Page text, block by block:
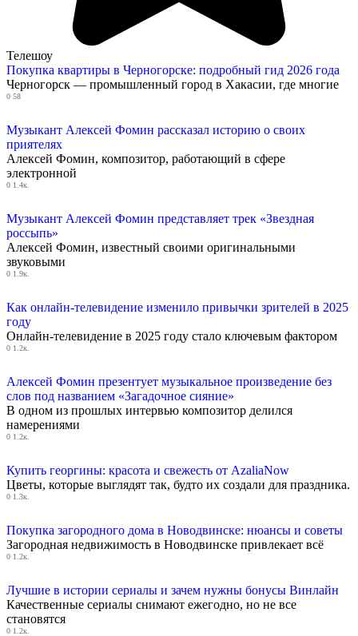
Телешоу
Покупка квартиры в Черногорске: подробный гид 2026 года
Черногорск — промышленный город в Хакасии, где многие
0 58
Музыкант Алексей Фомин рассказал историю о своих
приятелях
Алексей Фомин, композитор, работающий в сфере
электронной
0 1.4к.
Музыкант Алексей Фомин представляет трек «Звездная
россыпь»
Алексей Фомин, известный своими оригинальными
звуковыми
0 1.9к.
Как онлайн-телевидение изменило привычки зрителей в 2025
году
Онлайн-телевидение в 2025 году стало ключевым фактором
0 1.2к.
Алексей Фомин презентует музыкальное произведение без
слов под названием «Загадочное сияние»
В одном из прошлых интервью композитор делился
намерениями
0 1.2к.
Купить георгины: красота и свежесть от AzaliaNow
Цветы, которые выглядят так, будто их создали для праздника.
0 1.3к.
Покупка загородного дома в Новодвинске: нюансы и советы
Загородная недвижимость в Новодвинске привлекает всё
0 1.2к.
Лучшие в истории сериалы и зачем нужны бонусы Винлайн
Качественные сериалы снимают ежегодно, но не все
становятся
0 1.2к.